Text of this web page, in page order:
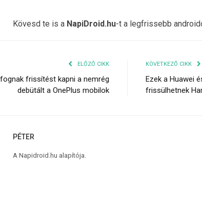
Kövesd te is a NapiDroid.hu-t a legfrissebb
ELŐZŐ CIKK
frissítést kapni a nemrég
debütált a OnePlus mobilok
KÖVETKEZŐ CIKK
Ezek a Huawei
frissülhetnek
PÉTER
A Napidroid.hu alapítója.